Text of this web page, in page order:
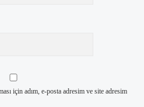
için adım, e-posta adresim ve site adresim